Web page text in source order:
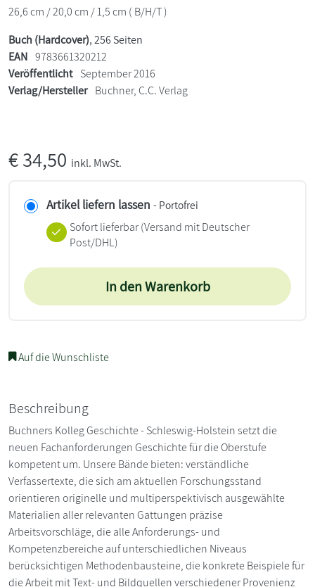
26,6 cm / 20,0 cm / 1,5 cm ( B/H/T )
Buch (Hardcover), 256 Seiten
EAN 9783661320212
Veröffentlicht September 2016
Verlag/Hersteller Buchner, C.C. Verlag
€34,50 inkl. MwSt.
Artikel liefern lassen - Portofrei
Sofort lieferbar(Versand mit Deutscher
Post/DHL)
In den Warenkorb
Auf die Wunschliste
Beschreibung
Buchners Kolleg Geschichte - Schleswig-Holstein setzt die
neuen Fachanforderungen Geschichte für die Oberstufe
kompetent um. Unsere Bände bieten: verständliche
Verfassertexte, die sich am aktuellen Forschungsstand
orientieren originelle und multiperspektivisch ausgewählte
Materialien aller relevanten Gattungen präzise
Arbeitsvorschläge, die alle Anforderungs- und
Kompetenzbereiche auf unterschiedlichen Niveaus
berücksichtigen Methodenbausteine, die konkrete Beispiele für
die Arbeit mit Text- und Bildquellen verschiedener Provenienz